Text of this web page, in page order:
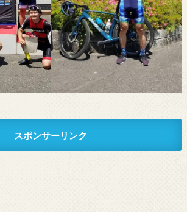
スポンサーリンク